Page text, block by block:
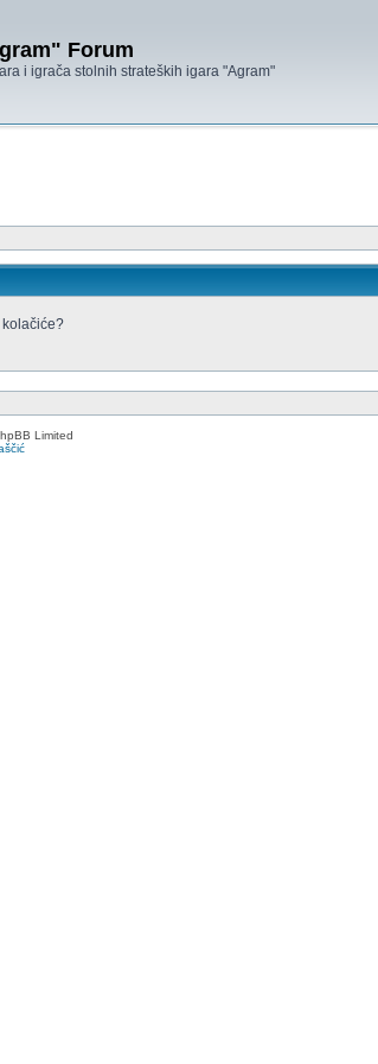
Forum
i igrača stolnih strateških igara "Agram"
Limited